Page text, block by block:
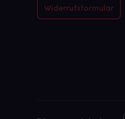
Widerrufsformular